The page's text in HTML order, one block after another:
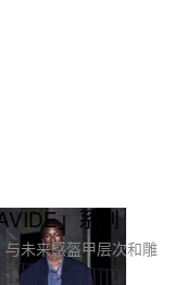
」系列
未来感盔甲层次和雕